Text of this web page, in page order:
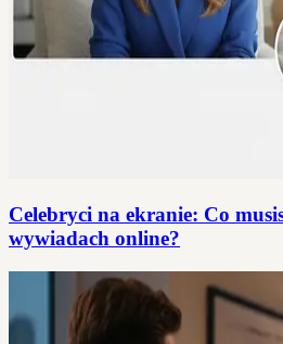
Celebryci na ekranie: Co
wywiadach online?